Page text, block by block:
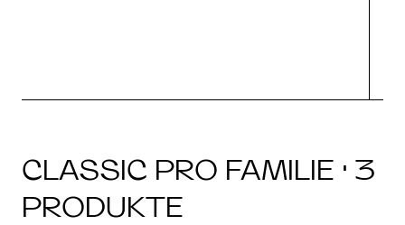
CLASSIC PRO FAMILIE · 3
PRODUKTE